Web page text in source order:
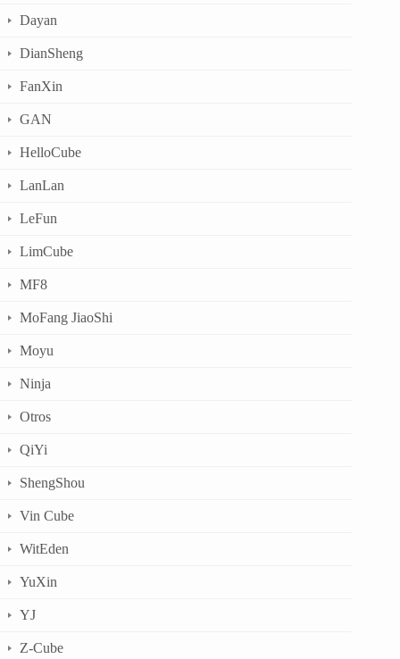
Dayan
DianSheng
FanXin
GAN
HelloCube
LanLan
LeFun
LimCube
MF8
MoFang JiaoShi
Moyu
Ninja
Otros
QiYi
ShengShou
Vin Cube
WitEden
YuXin
YJ
Z-Cube